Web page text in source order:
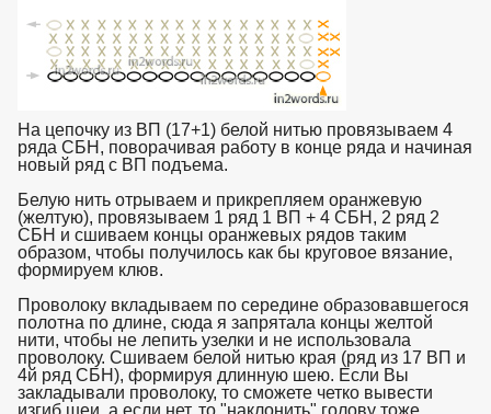
На цепочку из ВП (17+1) белой нитью провязываем 4
ряда СБН, поворачивая работу в конце ряда и начиная
новый ряд с ВП подъема.
Белую нить отрываем и прикрепляем оранжевую
(желтую), провязываем 1 ряд 1 ВП + 4 СБН, 2 ряд 2
СБН и сшиваем концы оранжевых рядов таким
образом, чтобы получилось как бы круговое вязание,
формируем клюв.
Проволоку вкладываем по середине образовавшегося
полотна по длине, сюда я запрятала концы желтой
нити, чтобы не лепить узелки и не использовала
проволоку. Сшиваем белой нитью края (ряд из 17 ВП и
4й ряд СБН), формируя длинную шею. Если Вы
закладывали проволоку, то сможете четко вывести
изгиб шеи, а если нет, то "наклонить" голову тоже